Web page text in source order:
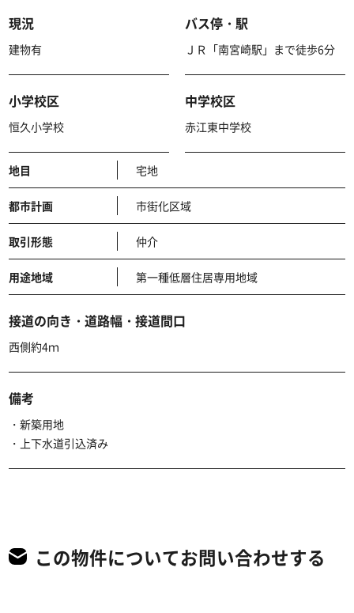
現況
建物有
バス停・駅
ＪＲ「南宮崎駅」まで徒歩6分
小学校区
恒久小学校
中学校区
赤江東中学校
地目 宅地
都市計画 市街化区域
取引形態 仲介
用途地域 第一種低層住居専用地域
接道の向き・道路幅・接道間口
西側約4ｍ
備考
・新築用地
・上下水道引込済み
この物件についてお問い合わせする